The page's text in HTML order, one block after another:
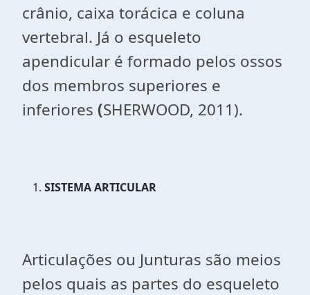
crânio, caixa torácica e coluna
vertebral. Já o esqueleto
apendicular é formado pelos ossos
dos membros superiores e
inferiores (SHERWOOD, 2011).
SISTEMA ARTICULAR
Articulações ou Junturas são meios
pelos quais as partes do esqueleto